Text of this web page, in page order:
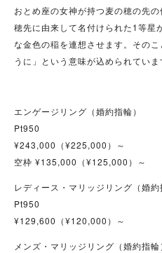
おとめ座の女神が持つ麦の穂の先
穂先に由来して名付けられた1等星
な金色の稲を連想させます。その
うに」という意味が込められていま
エンゲージリング（婚約指輪）
Pt950
¥243,000（¥225,000）～
空枠 ¥135,000（¥125,000）～
レディース・マリッジリング（婚約
Pt950
¥129,600（¥120,000）～
メンズ・マリッジリング（婚約指輪